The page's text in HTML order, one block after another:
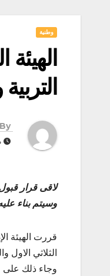
وطنية
الهيئة
By
لاقى قرار قبول
وسيتم بناء
قررت الهيئة
الثلاثي الاول